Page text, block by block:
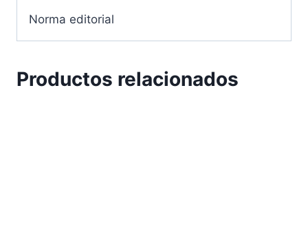
Norma editorial
Productos relacionados